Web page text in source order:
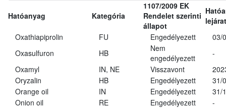
Hatóanyag Kategória
1107/2009 EK
Rendelet szerinti
állapot
Oxathiapiprolin
FU Engedélyezett
03/
Oxasulfuron
HB
Nem
engedélyezett
-
Oxamyl
IN, NE Visszavont
Oryzalin
HB Engedélyezett
31/
Orange oil
IN Engedélyezett
31/
Onion oil
RE Engedélyezett
-